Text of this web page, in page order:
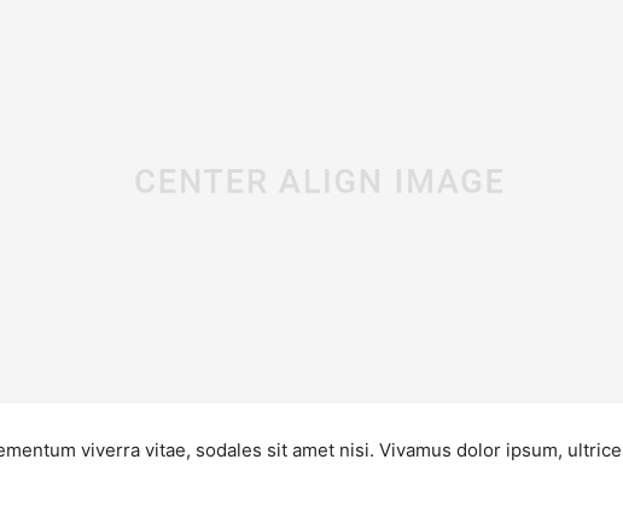
viverra vitae, sodales sit amet nisi. Vivamus dolor ipsum,